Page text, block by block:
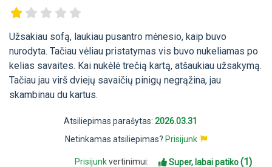
Užsakiau sofą, laukiau pusantro mėnesio, kaip buvo
nurodyta. Tačiau vėliau pristatymas vis buvo nukeliamas po
kelias savaites. Kai nukėlė trečią kartą, atšaukiau užsakymą.
Tačiau jau virš dviejų savaičių pinigų negrąžina, jau
skambinau du kartus.
Atsiliepimas parašytas: 2026.03.31
Netinkamas atsiliepimas? Prisijunk
Prisijunkvertinimui: Super, labai patiko(1)